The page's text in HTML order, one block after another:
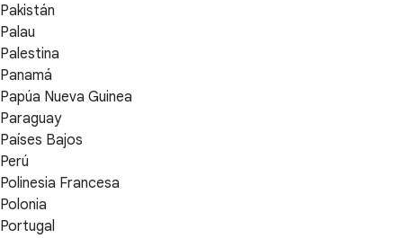
Pakistán
Palau
Palestina
Panamá
Papúa Nueva Guinea
Paraguay
Países Bajos
Perú
Polinesia Francesa
Polonia
Portugal